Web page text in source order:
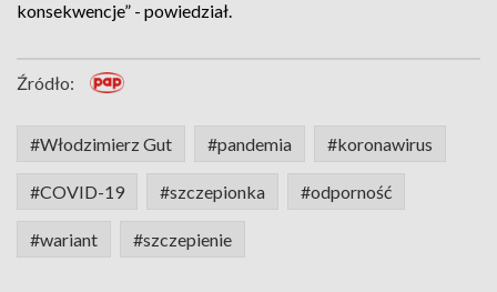
konsekwencje” - powiedział.
Źródło:
#Włodzimierz Gut #pandemia #koronawirus
#COVID-19 #szczepionka #odporność
#wariant #szczepienie